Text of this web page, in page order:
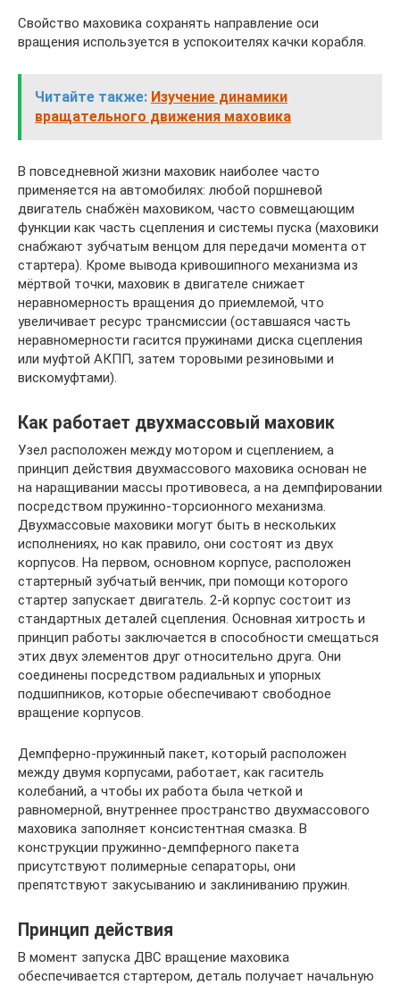
Свойство маховика сохранять направление оси
вращения используется в успокоителях качки корабля.
Читайте также: Изучение динамики
вращательного движения маховика
В повседневной жизни маховик наиболее часто
применяется на автомобилях: любой поршневой
двигатель снабжён маховиком, часто совмещающим
функции как часть сцепления и системы пуска (маховики
снабжают зубчатым венцом для передачи момента от
стартера). Кроме вывода кривошипного механизма из
мёртвой точки, маховик в двигателе снижает
неравномерность вращения до приемлемой, что
увеличивает ресурс трансмиссии (оставшаяся часть
неравномерности гасится пружинами диска сцепления
или муфтой АКПП, затем торовыми резиновыми и
вискомуфтами).
Как работает двухмассовый маховик
Узел расположен между мотором и сцеплением, а
принцип действия двухмассового маховика основан не
на наращивании массы противовеса, а на демпфировании
посредством пружинно-торсионного механизма.
Двухмассовые маховики могут быть в нескольких
исполнениях, но как правило, они состоят из двух
корпусов. На первом, основном корпусе, расположен
стартерный зубчатый венчик, при помощи которого
стартер запускает двигатель. 2-й корпус состоит из
стандартных деталей сцепления. Основная хитрость и
принцип работы заключается в способности смещаться
этих двух элементов друг относительно друга. Они
соединены посредством радиальных и упорных
подшипников, которые обеспечивают свободное
вращение корпусов.
Демпферно-пружинный пакет, который расположен
между двумя корпусами, работает, как гаситель
колебаний, а чтобы их работа была четкой и
равномерной, внутреннее пространство двухмассового
маховика заполняет консистентная смазка. В
конструкции пружинно-демпферного пакета
присутствуют полимерные сепараторы, они
препятствуют закусыванию и заклиниванию пружин.
Принцип действия
В момент запуска ДВС вращение маховика
обеспечивается стартером, деталь получает начальную